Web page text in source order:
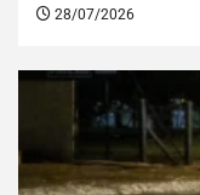
28/07/2026